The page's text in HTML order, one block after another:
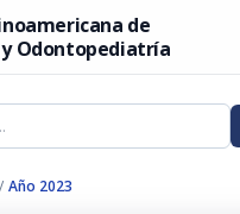
de
Odontopediatría
/ Año 2023